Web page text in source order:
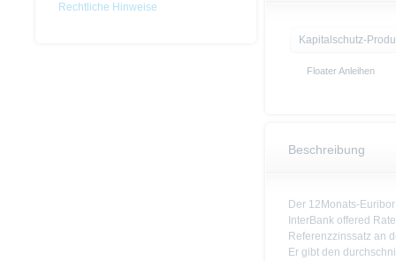
Kapitalschutz-
Floater Anleihen
Beschreibung
Der 12Monats-
InterBank offered
Referenzzinssatz an
Er gibt den
Rechtliche Hinweise